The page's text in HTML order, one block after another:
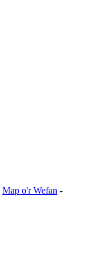
Map o'r Wefan -